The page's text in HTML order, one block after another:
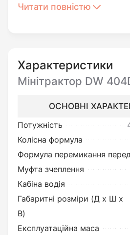
масляний бак для кермового
удосконалений фільтр
посилені кріплення дисків
поворотні шарніри
Повітряний фільтр та
розміщені вище зони
Удосконалено також
насоса системи
ефективніші біметалічні
сучасні ефективні лінзові
Читати повністю
Характеристики
Мінітрактор DW
ОСНОВНІ
Потужність
Колісна формула
Формула перемикання
Муфта зчеплення
Кабіна водія
Габаритні розміри (Д х Ш х
В)
Експлуатаційна маса